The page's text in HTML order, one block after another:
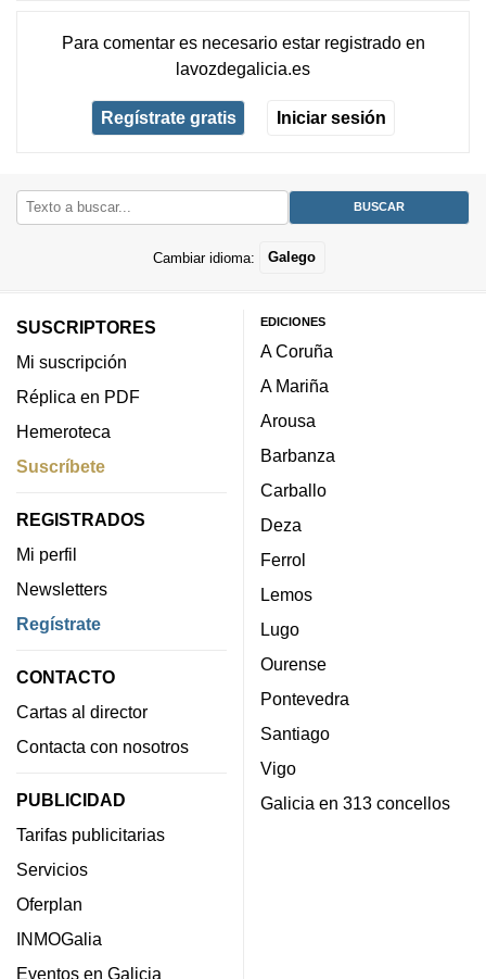
Para comentar es necesario estar registradoen
lavozdegalicia.es
Regístrate gratis Iniciar sesión
Cambiar idioma: Galego
SUSCRIPTORES
Mi suscripción
Réplica en PDF
Hemeroteca
Suscríbete
REGISTRADOS
Mi perfil
Newsletters
Regístrate
CONTACTO
Cartas al director
Contacta con nosotros
PUBLICIDAD
Tarifas publicitarias
Servicios
Oferplan
INMOGalia
Eventos en Galicia
EDICIONES
A Coruña
A Mariña
Arousa
Barbanza
Carballo
Deza
Ferrol
Lemos
Lugo
Ourense
Pontevedra
Santiago
Vigo
Galicia en 313 concellos